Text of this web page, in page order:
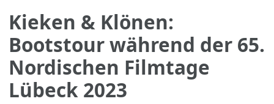
Kieken & Klönen:
Bootstour während der 65.
Nordischen Filmtage
Lübeck 2023